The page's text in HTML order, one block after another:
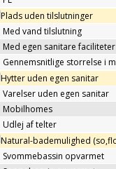
Plads uden tilslutninger
Med vand tilslutning
Med egen sanitare faciliteter
Gennemsnitlige storrelse i
Hytter uden egen sanitar
Varelser uden egen sanitar
Mobilhomes
Udlej af telter
Natural-bademulighed
Svommebassin opvarmet